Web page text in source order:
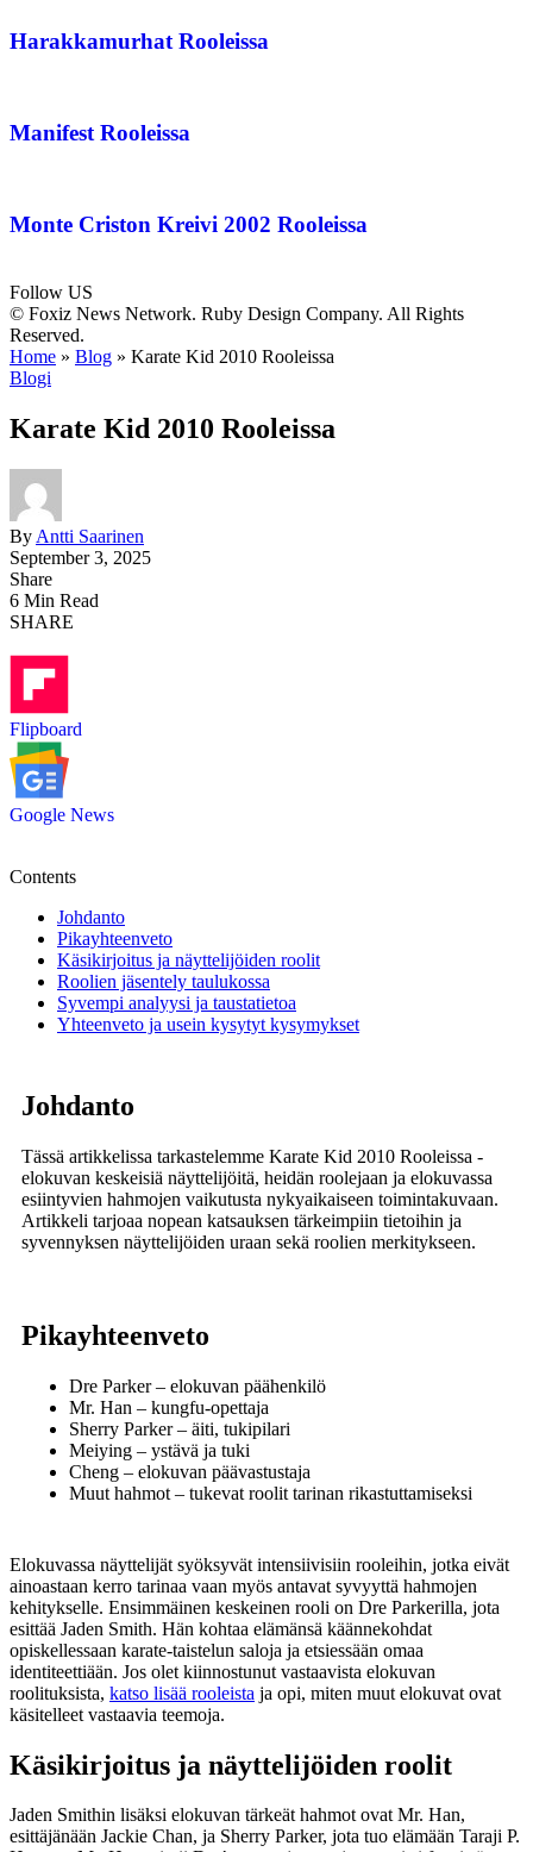
Harakkamurhat Rooleissa
Manifest Rooleissa
Monte Criston Kreivi 2002 Rooleissa
Follow US
© Foxiz News Network. Ruby Design Company. All Rights
Reserved.
Home » Blog » Karate Kid 2010 Rooleissa
Blogi
Karate Kid 2010 Rooleissa
By Antti Saarinen
September 3, 2025
Share
6 Min Read
SHARE
Flipboard
Google News
Contents
Johdanto
Pikayhteenveto
Käsikirjoitus ja näyttelijöiden roolit
Roolien jäsentely taulukossa
Syvempi analyysi ja taustatietoa
Yhteenveto ja usein kysytyt kysymykset
Johdanto
Tässä artikkelissa tarkastelemme Karate Kid 2010 Rooleissa -
elokuvan keskeisiä näyttelijöitä, heidän roolejaan ja elokuvassa
esiintyvien hahmojen vaikutusta nykyaikaiseen toimintakuvaan.
Artikkeli tarjoaa nopean katsauksen tärkeimpiin tietoihin ja
syvennyksen näyttelijöiden uraan sekä roolien merkitykseen.
Pikayhteenveto
Dre Parker – elokuvan päähenkilö
Mr. Han – kungfu-opettaja
Sherry Parker – äiti, tukipilari
Meiying – ystävä ja tuki
Cheng – elokuvan päävastustaja
Muut hahmot – tukevat roolit tarinan rikastuttamiseksi
Elokuvassa näyttelijät syöksyvät intensiivisiin rooleihin, jotka eivät
ainoastaan kerro tarinaa vaan myös antavat syvyyttä hahmojen
kehitykselle. Ensimmäinen keskeinen rooli on Dre Parkerilla, jota
esittää Jaden Smith. Hän kohtaa elämänsä käännekohdat
opiskellessaan karate-taistelun saloja ja etsiessään omaa
identiteettiään. Jos olet kiinnostunut vastaavista elokuvan
roolituksista, katso lisää rooleista ja opi, miten muut elokuvat ovat
käsitelleet vastaavia teemoja.
Käsikirjoitus ja näyttelijöiden roolit
Jaden Smithin lisäksi elokuvan tärkeät hahmot ovat Mr. Han,
esittäjänään Jackie Chan, ja Sherry Parker, jota tuo elämään Taraji P.